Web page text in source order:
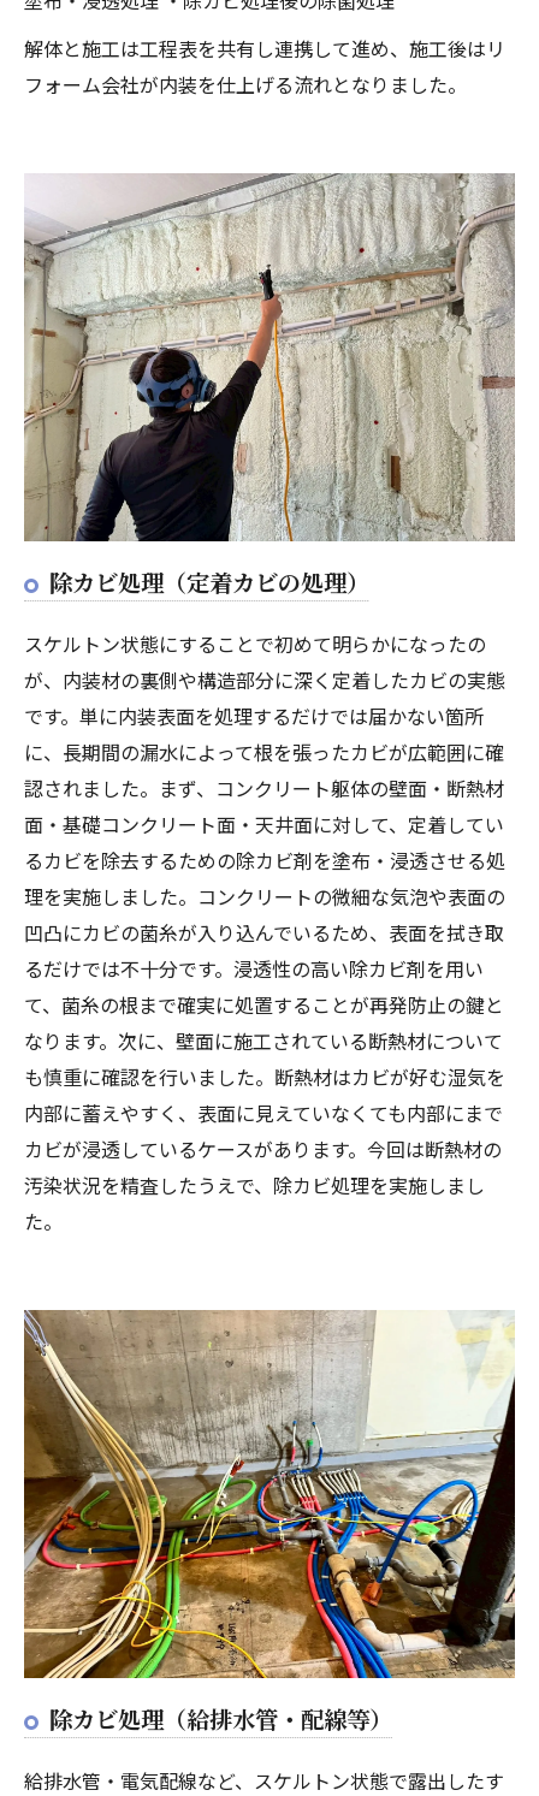
解体と施工は工程表を共有し連携して進め、施工後はリ
フォーム会社が内装を仕上げる流れとなりました。
除カビ処理（定着カビの処理）
スケルトン状態にすることで初めて明らかになったの
が、内装材の裏側や構造部分に深く定着したカビの実態
です。単に内装表面を処理するだけでは届かない箇所
に、長期間の漏水によって根を張ったカビが広範囲に確
認されました。まず、コンクリート躯体の壁面・断熱材
面・基礎コンクリート面・天井面に対して、定着してい
るカビを除去するための除カビ剤を塗布・浸透させる処
理を実施しました。コンクリートの微細な気泡や表面の
凹凸にカビの菌糸が入り込んでいるため、表面を拭き取
るだけでは不十分です。浸透性の高い除カビ剤を用い
て、菌糸の根まで確実に処置することが再発防止の鍵と
なります。次に、壁面に施工されている断熱材について
も慎重に確認を行いました。断熱材はカビが好む湿気を
内部に蓄えやすく、表面に見えていなくても内部にまで
カビが浸透しているケースがあります。今回は断熱材の
汚染状況を精査したうえで、除カビ処理を実施しまし
た。
除カビ処理（給排水管・配線等）
給排水管・電気配線など、スケルトン状態で露出したす